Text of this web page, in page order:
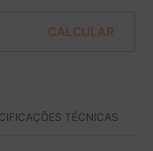
TÉCNICAS